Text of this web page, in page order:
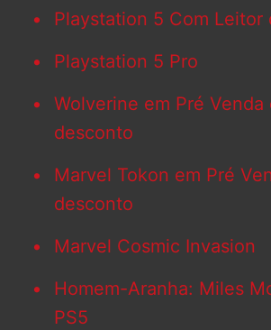
Playstation 5 Com Leitor
Playstation 5 Pro
Wolverine em Pré Venda
desconto
Marvel Tokon em Pré
desconto
Marvel Cosmic Invasion
Homem-Aranha: Miles
PS5